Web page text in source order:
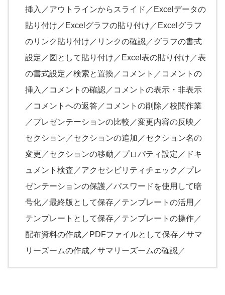
挿入／アウトラインからスライド／Excelデータの
貼り付け／Excelグラフの貼り付け／Excelグラフ
のリンク貼り付け／リンクの確認／グラフの書式
設定／図として貼り付け／Excel表の貼り付け／表
の書式設定／検索と置換／コメント／コメントの
挿入／コメントの確認／コメントの表示・非表示
／コメントへの返答／コメントの削除／校閲作業
／プレゼンテーションの比較／変更内容の反映／
セクション／セクションの追加／セクション名の
変更／セクションの移動／プロパティ設定／ドキ
ュメント検査／アクセシビリティチェック／プレ
ゼンテーションの保護／パスワードを使用して暗
号化／最終版として保存／テンプレートの活用／
テンプレートとして保存／テンプレートの操作／
配布資料の作成／PDFファイルとして保存／サマ
リーズームの作成／サマリーズームの確認／